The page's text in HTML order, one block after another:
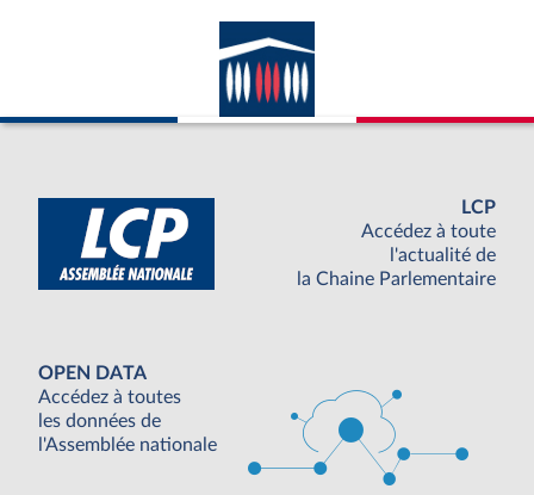
LCP
Accédez à toute
l'actualité de
la Chaine Parlementaire
OPEN DATA
Accédez à toutes
les données de
l'Assemblée nationale